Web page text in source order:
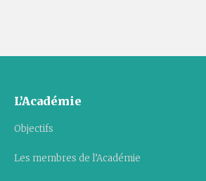
L’Académie
Objectifs
Les membres de l’Académie